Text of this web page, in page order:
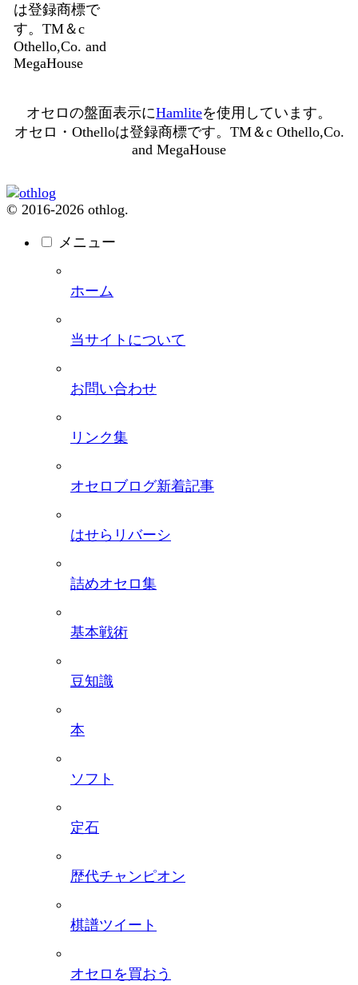
は登録商標で
す。TM＆c
Othello,Co. and
MegaHouse
オセロの盤面表示にHamliteを使用しています。
オセロ・Othelloは登録商標です。TM＆c Othello,Co.
and MegaHouse
© 2016-2026 othlog.
メニュー
ホーム
当サイトについて
お問い合わせ
リンク集
オセロブログ新着記事
はせらリバーシ
詰めオセロ集
基本戦術
豆知識
本
ソフト
定石
歴代チャンピオン
棋譜ツイート
オセロを買おう